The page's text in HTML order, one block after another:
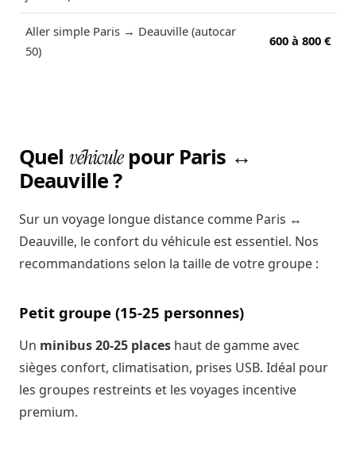
Aller simple Paris → Deauville (autocar
50)
600 à 800 €
Quel véhiculepour Paris ↔
Deauville ?
Sur un voyage longue distance comme Paris ↔
Deauville, le confort du véhicule est essentiel. Nos
recommandations selon la taille de votre groupe :
Petit groupe (15-25 personnes)
Un minibus 20-25 places haut de gamme avec
sièges confort, climatisation, prises USB. Idéal pour
les groupes restreints et les voyages incentive
premium.